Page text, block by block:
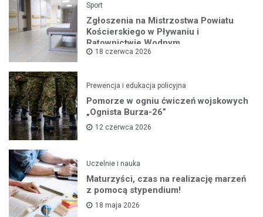
Sport
Zgłoszenia na Mistrzostwa Powiatu
Kościerskiego w Pływaniu i
Ratownictwie Wodnym
18 czerwca 2026
Prewencja i edukacja policyjna
Pomorze w ogniu ćwiczeń wojskowych
„Ognista Burza-26”
12 czerwca 2026
Uczelnie i nauka
Maturzyści, czas na realizację marzeń
z pomocą stypendium!
18 maja 2026